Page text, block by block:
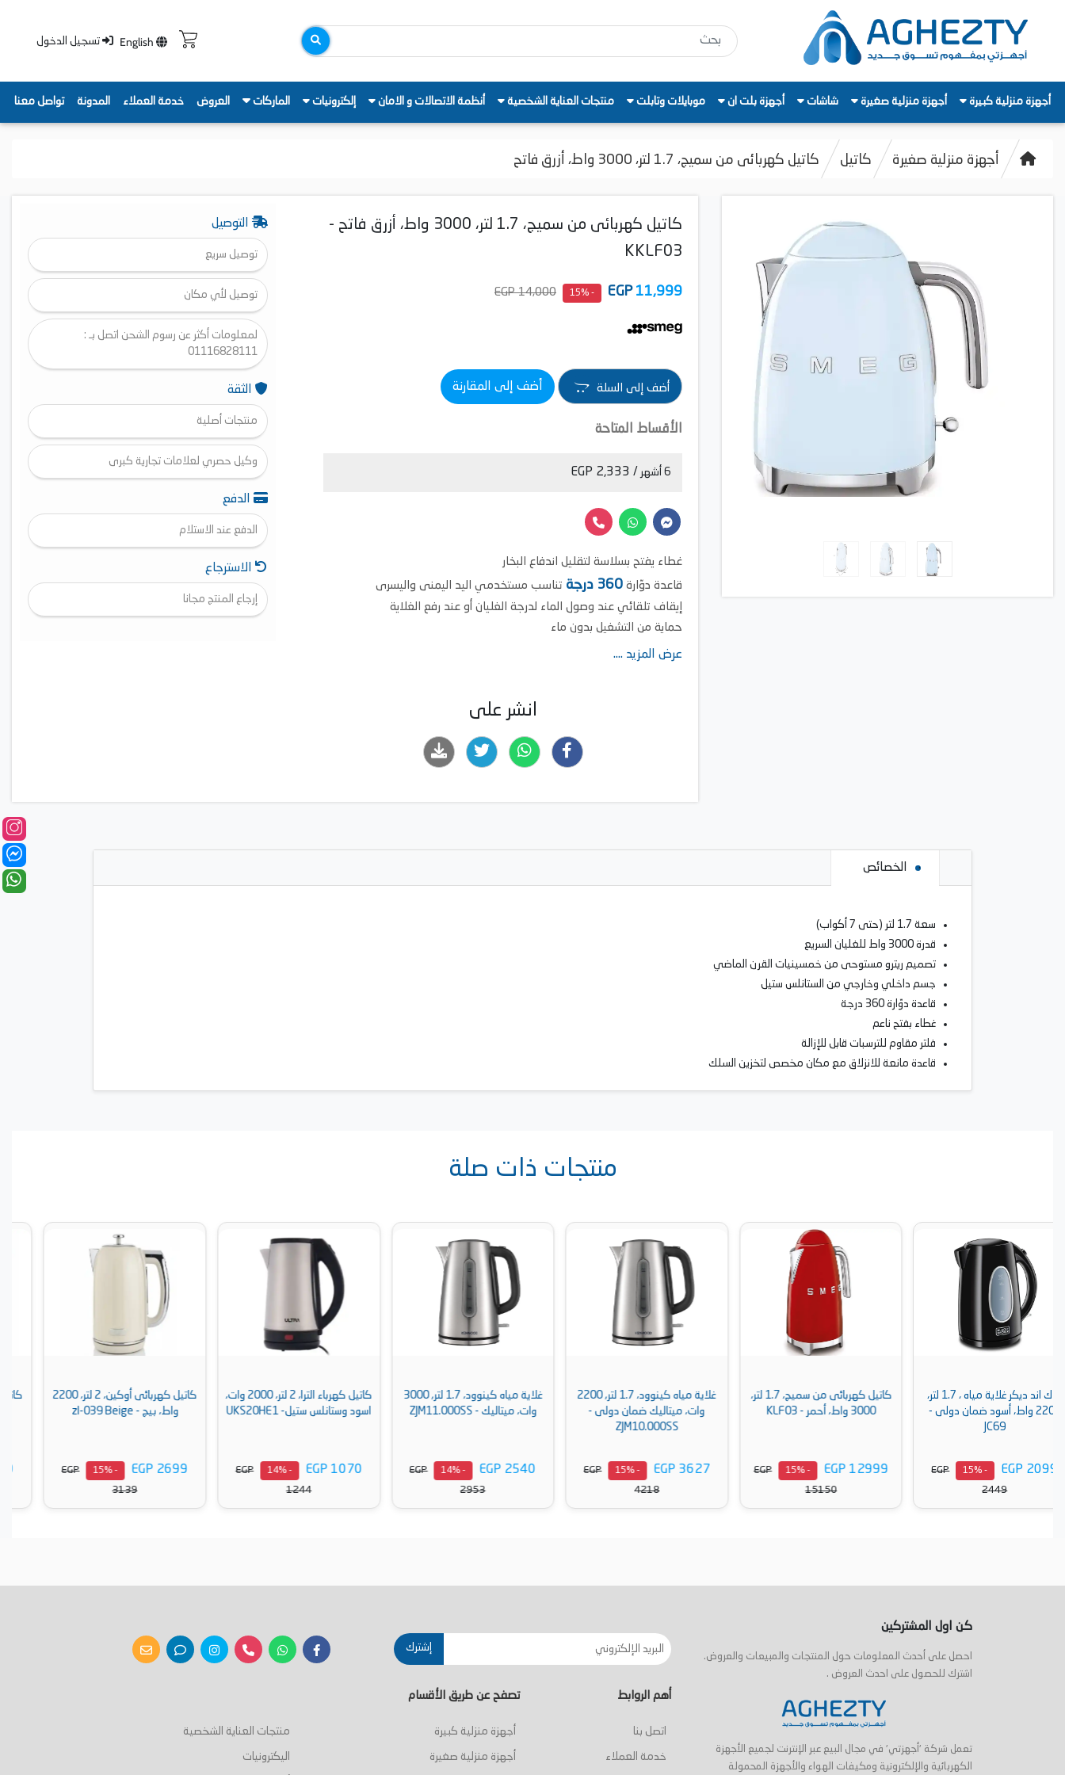
English تسجيل الدخول
أجهزة منزلية كبيرة أجهزة منزلية صغيرة شاشات أجهزة بلت ان موبايلات وتابلت منتجات العناية الشخصية أنظمة الاتصالات و الامان إلكترونيات الماركات العروض خدمة العملاء المدونة تواصل معنا
أجهزة منزلية صغيرة كاتيل كاتيل كهربائى من سميج، 1.7 لتر، 3000 واط، أزرق فاتح
كاتيل كهربائى من سميج، 1.7 لتر، 3000 واط، أزرق فاتح -
KKLF03
11,999
EGP
- 15%
14,000 EGP
أضف إلى السلة أضف إلى المقارنة
الأقساط المتاحة
6 أشهر / 2,333 EGP
غطاء يفتح بسلاسة لتقليل اندفاع البخار
قاعدة دوّارة 360 درجة
تناسب مستخدمي اليد اليمنى واليسرى
إيقاف تلقائي عند وصول الماء لدرجة الغليان أو عند رفع الغلاية
حماية من التشغيل بدون ماء
عرض المزيد ....
انشر على
التوصيل
توصيل سريع
توصيل لأي مكان
لمعلومات أكثر عن رسوم الشحن اتصل بـ :
01116828111
الثقة
منتجات أصلية
وكيل حصري لعلامات تجارية كبرى
الدفع
الدفع عند الاستلام
الاسترجاع
إرجاع المنتج مجانا
الخصائص
سعة 1.7 لتر (حتى 7 أكواب)
قدرة 3000 واط للغليان السريع
تصميم ريترو مستوحى من خمسينيات القرن الماضي
جسم داخلي وخارجي من الستانلس ستيل
قاعدة دوّارة 360 درجة
غطاء بفتح ناعم
فلتر مقاوم للترسبات قابل للإزالة
قاعدة مانعة للانزلاق مع مكان مخصص لتخزين السلك
منتجات ذات صلة
كاتيل كهربائى من سميج، 1.7 لتر،
3000 واط، أحمر - KLF03
EGP 12999
- 15%
غلاية مياه كينوود، 1.7 لتر, 2200
وات، ميتاليك ضمان دولى -
EGP 3627
- 15%
غلاية مياه كينوود، 1.7 لتر, 3000
وات، ميتاليك - ZJM11.000SS
EGP 2540
- 14%
كاتيل كهرباء الترا، 2 لتر، 2000 وات،
اسود وستانلس ستيل- UKS20HE1
EGP 1070
- 14%
كاتيل كهربائى أوكين، 2 لتر، 2200
واط، بيج - zl-039 Beige
EGP 2699
- 15%
كاتيل كهربائى أوكين، 2 لتر، 2200
واط، أبيض - zl-039 White
EGP 2699
- 15%
كن اول المشتركين
احصل على أحدث المعلومات حول المنتجات والمبيعات والعروض.
اشترك للحصول على احدث العروض .
إشترك
تعمل شركة 'أجهزتي' في مجال البيع عبر الإنترنت لجميع الأجهزة
الكهربائية والإلكترونية ومكيفات الهواء والأجهزة المحمولة
أهم الروابط
اتصل بنا
خدمة العملاء
تصفح عن طريق الأقسام
أجهزة منزلية كبيرة
أجهزة منزلية صغيرة
منتجات العناية الشخصية
اليكترونيات